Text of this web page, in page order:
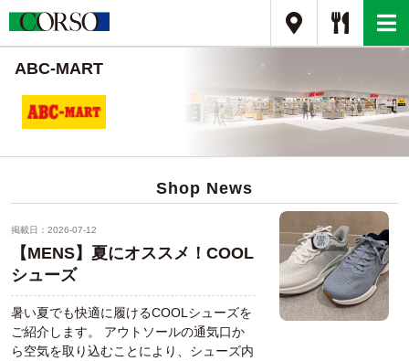
ABC-MART
Shop News
掲載日：2026-07-12
【MENS】夏にオススメ！COOL
シューズ
暑い夏でも快適に履けるCOOLシューズを
ご紹介します。 アウトソールの通気口か
ら空気を取り込むことにより、シューズ内